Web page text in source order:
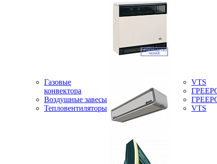
Газовые
конвектора
Воздушные завесы
Тепловентиляторы
VTS
VTS